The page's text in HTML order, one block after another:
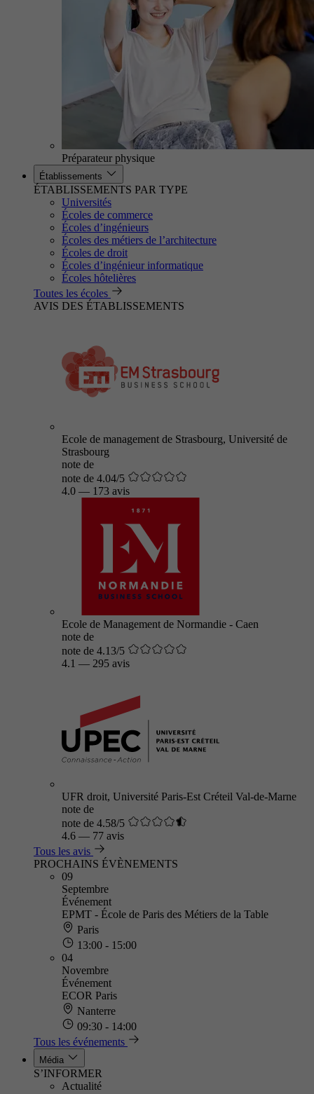
Préparateur physique
Établissements
ÉTABLISSEMENTS PAR TYPE
Universités
Écoles de commerce
Écoles d’ingénieurs
Écoles des métiers de l’architecture
Écoles de droit
Écoles d’ingénieur informatique
Écoles hôtelières
Toutes les écoles
AVIS DES ÉTABLISSEMENTS
Ecole de management de Strasbourg, Université de
Strasbourg
note de
note de 4.04/5
4.0 — 173 avis
Ecole de Management de Normandie - Caen
note de
note de 4.13/5
4.1 — 295 avis
UFR droit, Université Paris-Est Créteil Val-de-Marne
note de
note de 4.58/5
4.6 — 77 avis
Tous les avis
PROCHAINS ÉVÈNEMENTS
09
Septembre
Événement
EPMT - École de Paris des Métiers de la Table
Paris
13:00 - 15:00
04
Novembre
Événement
ECOR Paris
Nanterre
09:30 - 14:00
Tous les événements
Média
S’INFORMER
Actualité